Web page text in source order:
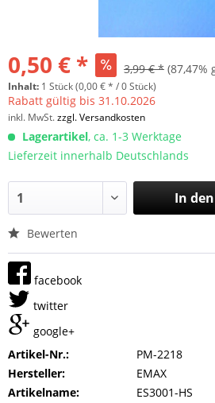
0,50 € * 3,99 € * (87,47%
Inhalt: 1 Stück (0,00 € * / 0 Stück)
Rabatt gültig bis 31.10.2026
inkl. MwSt.zzgl. Versandkosten
Lagerartikel, ca. 1-3 Werktage
Lieferzeit innerhalb Deutschlands
In den
Bewerten
facebook
twitter
google+
Artikel-Nr.:
PM-2218
Hersteller:
EMAX
Artikelname:
ES3001-HS